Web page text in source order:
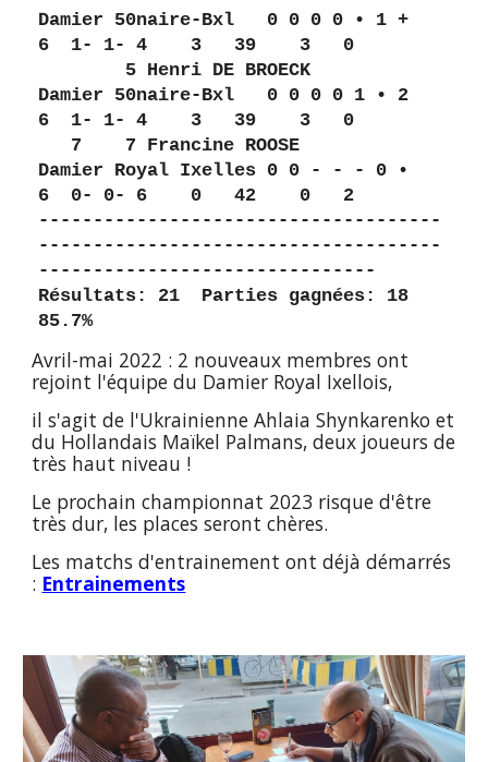
Damier 50naire-Bxl   0 0 0 0 • 1 +
6  1- 1- 4    3   39    3   0
Damier 50naire-Bxl   0 0 0 0 1 • 2
6  1- 1- 4    3   39    3   0
Damier Royal Ixelles 0 0 - - - 0 •
6  0- 0- 6    0   42    0   2
-------------------------------------
-------------------------------------
-------------------------------
Résultats: 21  Parties gagnées: 18
85.7%
Avril-mai 2022 : 2 nouveaux membres ont
rejoint l'équipe du Damier Royal Ixellois,
il s'agit de l'Ukrainienne Ahlaia Shynkarenko et
du Hollandais Maïkel Palmans, deux joueurs de
très haut niveau !
Le prochain championnat 2023 risque d'être
très dur, les places seront chères.
Les matchs d'entrainement ont déjà démarrés
: Entrainements